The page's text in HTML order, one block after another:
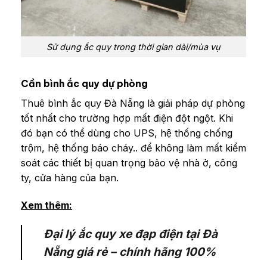
Sử dụng ắc quy trong thời gian dài/mùa vụ
Cần bình ắc quy dự phòng
Thuê bình ắc quy Đà Nẵng là giải pháp dự phòng
tốt nhất cho trường hợp mất điện đột ngột. Khi
đó bạn có thể dùng cho UPS, hệ thống chống
trộm, hệ thống báo cháy.. để không làm mất kiểm
soát các thiết bị quan trọng bảo vệ nhà ở, công
ty, cửa hàng của bạn.
Xem thêm:
Đại lý ắc quy xe đạp điện tại Đà
Nẵng giá rẻ – chính hãng 100%